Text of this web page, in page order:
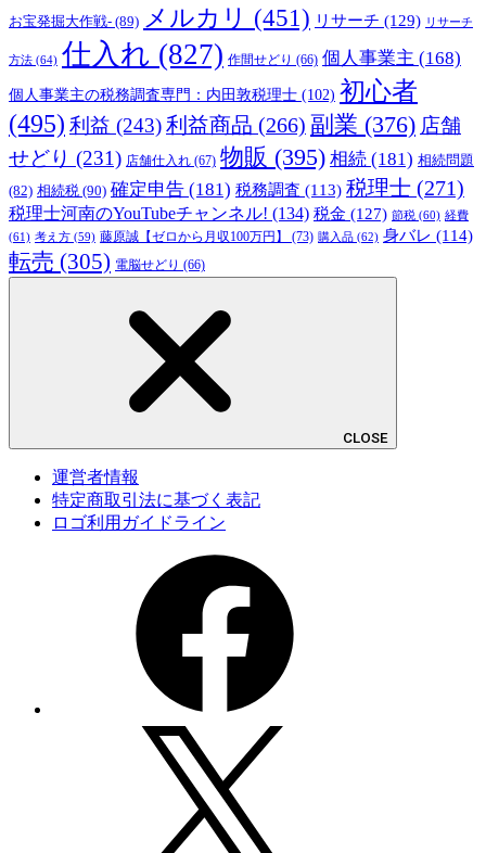
お宝発掘大作戦- (89) メルカリ (451) リサーチ (129) リサーチ
方法 (64) 仕入れ (827) 作間せどり (66) 個人事業主 (168)
個人事業主の税務調査専門：内田敦税理士 (102) 初心者
(495) 利益 (243)利益商品 (266) 副業 (376) 店舗
せどり (231) 店舗仕入れ (67) 物販 (395) 相続 (181) 相続問題
(82) 相続税 (90) 確定申告 (181) 税務調査 (113) 税理士 (271)
税理士河南のYouTubeチャンネル! (134) 税金 (127) 節税 (60) 経費
(61) 考え方 (59) 藤原誠【ゼロから月収100万円】 (73) 購入品 (62) 身バレ (114)
転売 (305) 電脳せどり (66)
CLOSE
運営者情報
特定商取引法に基づく表記
ロゴ利用ガイドライン